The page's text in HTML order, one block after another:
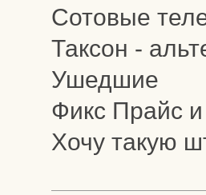
Сотовые
Таксон -
Ушедшие
Фикс Прайс
Хочу такую